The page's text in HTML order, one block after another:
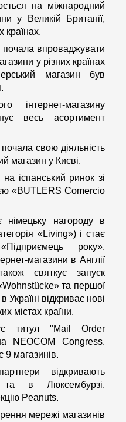
на міжнародний
у Великій Британії,
країнах.
впроваджувати
у різних країнах
магазин був
інтернет-магазину
весь асортимент
свою діяльність
магазин у Києві.
іспанський ринок зі
«BUTLERS Comercio
нагороду в
«Living») і стає
року».
магазини в Англії
святкує запуск
та першої
Україні відкриває нові
містах країни.
титул "Mail Order
NEOCOM Congress.
9 магазинів.
відкривають
в Люксембурзі.
Peanuts.
мережі магазинів